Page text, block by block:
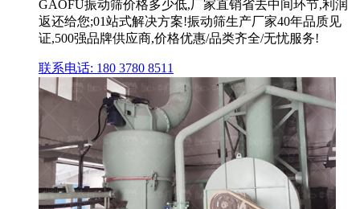
GAOFU振动筛价格多少低,厂家直销省去中间环节,利润
返还给您;01站式解决方案!振动筛生产厂家40年品质见
证,500强品牌供应商,价格优惠/品类齐全/无忧服务!
联系电话: 180 3780 8511